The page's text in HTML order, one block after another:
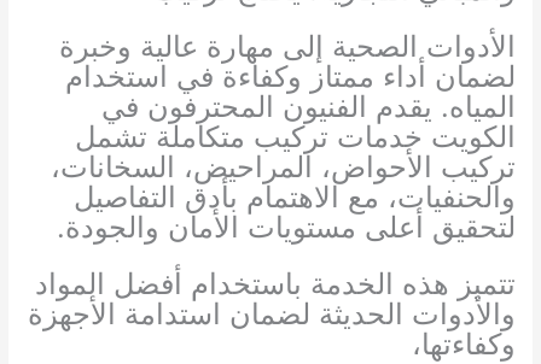
الأدوات الصحية إلى مهارة عالية وخبرة
لضمان أداء ممتاز وكفاءة في استخدام
المياه. يقدم الفنيون المحترفون في
الكويت خدمات تركيب متكاملة تشمل
تركيب الأحواض، المراحيض، السخانات،
والحنفيات، مع الاهتمام بأدق التفاصيل
لتحقيق أعلى مستويات الأمان والجودة.
تتميز هذه الخدمة باستخدام أفضل المواد
والأدوات الحديثة لضمان استدامة الأجهزة
وكفاءتها،